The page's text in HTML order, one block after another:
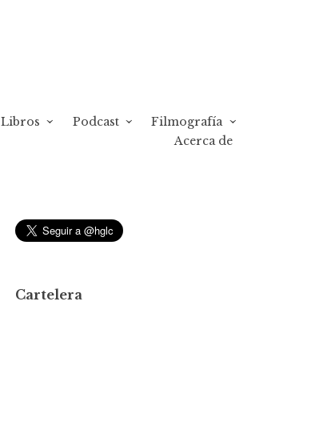
Libros Podcast
Filmografía
Acerca de
Cartelera